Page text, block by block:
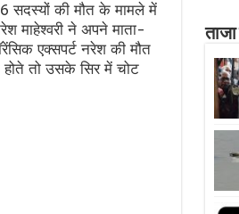
6 सदस्यों की मौत के मामले में
माहेश्वरी ने अपने माता-
एक्सपर्ट नरेश की मौत
तो उसके सिर में चोट